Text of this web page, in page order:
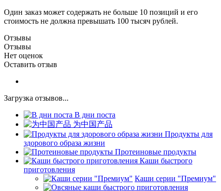
Один заказ может содержать не больше 10 позиций и его
стоимость не должна превышать 100 тысяч рублей.
Отзывы
Отзывы
Нет оценок
Оставить отзыв
Загрузка отзывов...
В дни поста
为中国产品
Продукты для
здорового образа жизни
Протеиновые продукты
Каши быстрого
приготовления
Каши серии "Премиум"